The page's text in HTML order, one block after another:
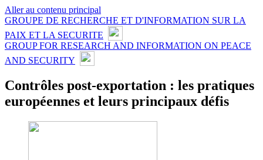
Aller au contenu principal
GROUPE DE RECHERCHE ET D'INFORMATION SUR LA
PAIX ET LA SECURITE
GROUP FOR RESEARCH AND INFORMATION ON PEACE
AND SECURITY
Contrôles post-exportation : les pratiques
européennes et leurs principaux défis